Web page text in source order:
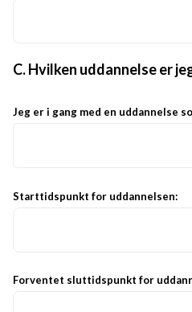
C. Hvilken uddannelse er
Jeg er i gang med en uddannelse
Starttidspunkt for uddannelsen:
Forventet sluttidspunkt for